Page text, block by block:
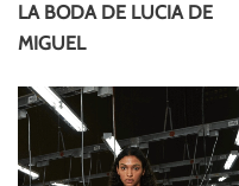
LA BODA DE LUCIA DE
MIGUEL